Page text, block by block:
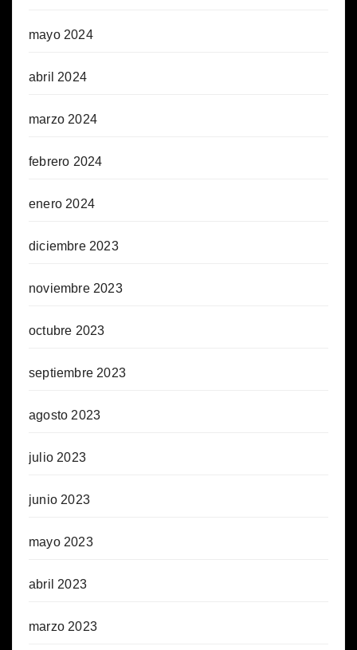
mayo 2024
abril 2024
marzo 2024
febrero 2024
enero 2024
diciembre 2023
noviembre 2023
octubre 2023
septiembre 2023
agosto 2023
julio 2023
junio 2023
mayo 2023
abril 2023
marzo 2023